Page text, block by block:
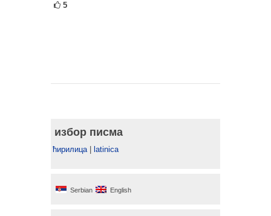
5
избор писма
ћирилица| latinica
Serbian English